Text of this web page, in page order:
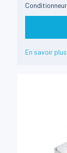
En savoir plus